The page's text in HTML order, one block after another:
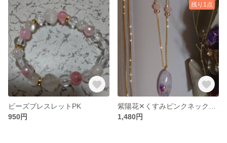
ビーズブレスレットPK
950円
残り1点
1,480円